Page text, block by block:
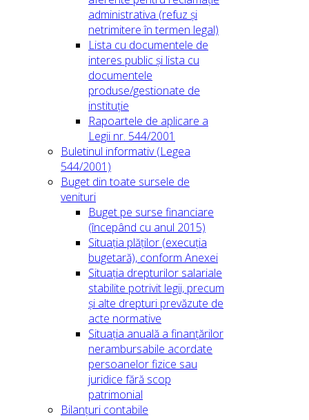
administrativa (refuz și
netrimitere în termen legal)
Lista cu documentele de
interes public și lista cu
documentele
produse/gestionate de
instituție
Rapoartele de aplicare a
Legii nr. 544/2001
Buletinul informativ (Legea
544/2001)
Buget din toate sursele de
venituri
Buget pe surse financiare
(începând cu anul 2015)
Situația plăților (execuția
bugetară), conform Anexei
Situația drepturilor salariale
stabilite potrivit legii, precum
și alte drepturi prevăzute de
acte normative
Situația anuală a finanțărilor
nerambursabile acordate
persoanelor fizice sau
juridice fără scop
patrimonial
Bilanțuri contabile